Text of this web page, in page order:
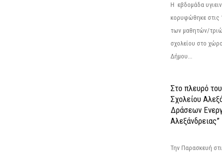
Η εβδομάδα
κορυφώθηκε στις
των μαθητών/
σχολείου στο
Δήμου...
Στο πλευρό
Σχολείου
Δράσεων
Αλεξάνδρειας”
Την Παρασκευή